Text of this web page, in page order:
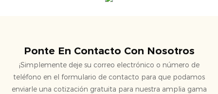
Ponte En Contacto Con Nosotros
¡Simplemente deje su correo electrónico o número de
teléfono en el formulario de contacto para que podamos
enviarle una cotización gratuita para nuestra amplia gama